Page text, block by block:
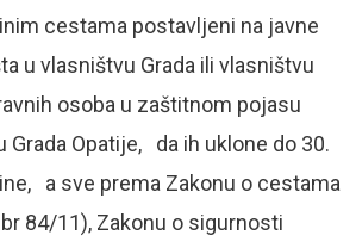
cestama postavljeni na javne
u vlasništvu Grada ili vlasništvu
osoba u zaštitnom pojasu
Grada Opatije, da ih uklone do 30.
a sve prema Zakonu o cestama
84/11), Zakonu o sigurnosti